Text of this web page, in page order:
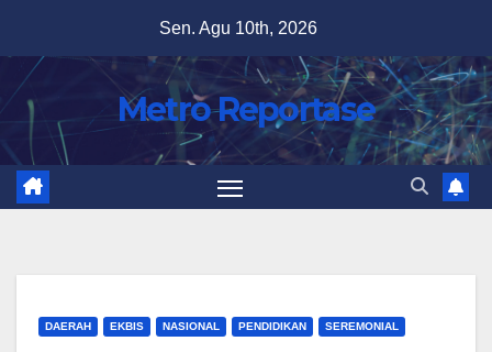
content
Sen. Agu 10th, 2026
Metro Reportase
DAERAH EKBIS NASIONAL PENDIDIKAN SEREMONIAL